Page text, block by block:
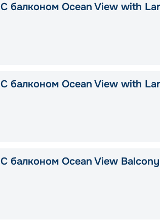
С балконом Ocean View with
С балконом Ocean View with
С балконом Ocean View